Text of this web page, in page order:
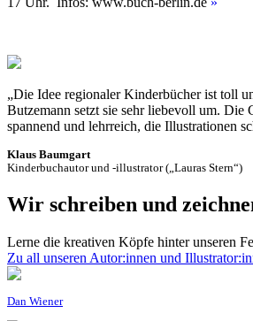
„Die Idee regionaler Kinderbücher ist toll
Butzemann setzt sie sehr liebevoll um. Die
spannend und lehrreich, die Illustrationen
Klaus Baumgart
Kinderbuchautor und -illustrator („Lauras Stern“)
Wir schreiben und
Lerne die kreativen Köpfe hinter unseren
Zu all unseren Autor:innen und
Dan Wiener